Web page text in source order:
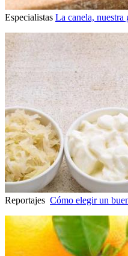
Especialistas La canela, nuestra
Reportajes Cómo elegir un